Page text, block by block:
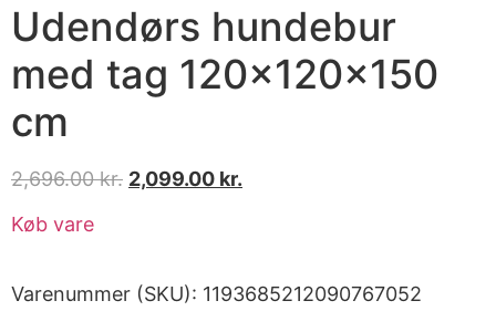
Udendørs hundebur
med tag 120x120x150
cm
2,696.00kr. 2,099.00 kr.
Køb vare
Varenummer (SKU): 1193685212090767052